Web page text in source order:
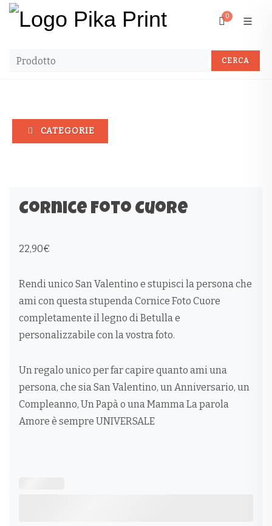
0
CATEGORIE
Cornice Foto Cuore
22,90€
Rendi unico San Valentino e stupisci la persona che
ami con questa stupenda Cornice Foto Cuore
completamente il legno di Betulla e
personalizzabile con la vostra foto.
Un regalo unico per far capire quanto ami una
persona, che sia San Valentino, un Anniversario, un
Compleanno, Un Papà o una Mamma La parola
Amore è sempre UNIVERSALE